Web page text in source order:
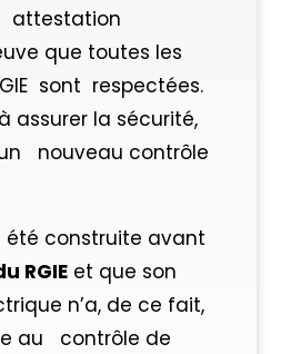
attestation
que toutes les
sont respectées.
assurer la sécurité,
un nouveau contrôle
été construite avant
RGIE et que son
n’a, de ce fait,
au contrôle de